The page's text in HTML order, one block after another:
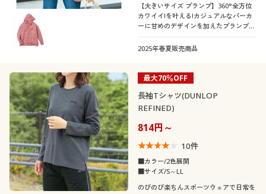
【大きいサイズ プランプ】360°全方位
カワイイ!を叶える!カジュアルなパーカ
ーに甘めのデザインを加えたプランプな
らではの一枚です!定番ベーシックなブ
ラックに加え、甘すぎず落ち着いたカラ
2025年春夏販売商品
最大70％OFF
長袖Tシャツ(DUNLOP
REFINED)
814円～
10件
■カラー/2色展開
■サイズ/S～LL
のびのび楽ちんスポーツウェアで日常を